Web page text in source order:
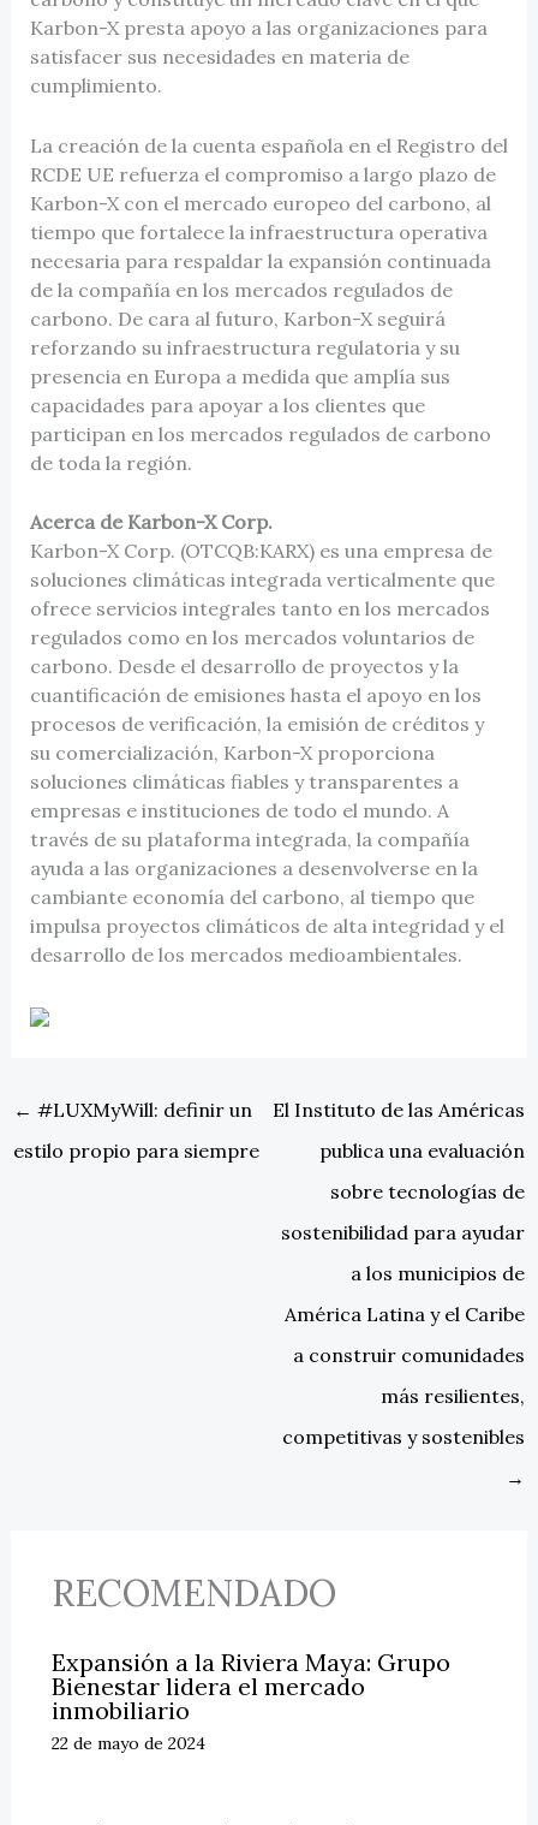
Karbon-X presta apoyo a las organizaciones para
satisfacer sus necesidades en materia de
cumplimiento.
La creación de la cuenta española en el Registro del
RCDE UE refuerza el compromiso a largo plazo de
Karbon-X con el mercado europeo del carbono, al
tiempo que fortalece la infraestructura operativa
necesaria para respaldar la expansión continuada
de la compañía en los mercados regulados de
carbono. De cara al futuro, Karbon-X seguirá
reforzando su infraestructura regulatoria y su
presencia en Europa a medida que amplía sus
capacidades para apoyar a los clientes que
participan en los mercados regulados de carbono
de toda la región.
Acerca de Karbon-X Corp.
Karbon-X Corp. (OTCQB:KARX) es una empresa de
soluciones climáticas integrada verticalmente que
ofrece servicios integrales tanto en los mercados
regulados como en los mercados voluntarios de
carbono. Desde el desarrollo de proyectos y la
cuantificación de emisiones hasta el apoyo en los
procesos de verificación, la emisión de créditos y
su comercialización, Karbon-X proporciona
soluciones climáticas fiables y transparentes a
empresas e instituciones de todo el mundo. A
través de su plataforma integrada, la compañía
ayuda a las organizaciones a desenvolverse en la
cambiante economía del carbono, al tiempo que
impulsa proyectos climáticos de alta integridad y el
desarrollo de los mercados medioambientales.
← #LUXMyWill: definir un
estilo propio para siempre
El Instituto de las Américas
publica una evaluación
sobre tecnologías de
sostenibilidad para ayudar
a los municipios de
América Latina y el Caribe
a construir comunidades
más resilientes,
competitivas y sostenibles
→
RECOMENDADO
Expansión a la Riviera Maya: Grupo
Bienestar lidera el mercado
inmobiliario
22 de mayo de 2024